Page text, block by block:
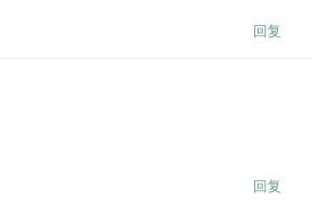
回复
回复